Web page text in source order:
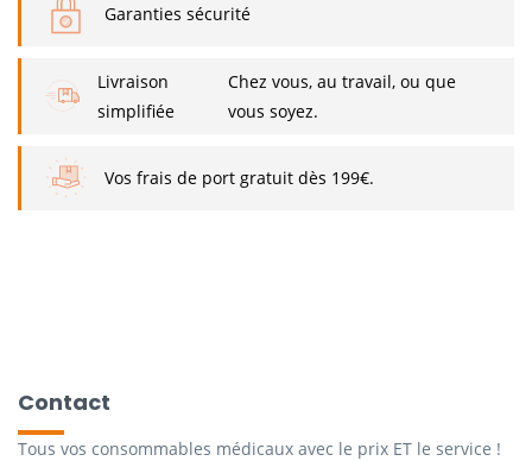
Garanties sécurité
Livraison
simplifiée
Chez vous, au travail, ou que
vous soyez.
Vos frais de port gratuit dès 199€.
Contact
Tous vos consommables médicaux avec le prix ET le service !